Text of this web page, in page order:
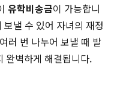
유학비송금이 가능합니
낼 수 있어 자녀의 재정
러 번 나누어 보낼 때 발
완벽하게 해결됩니다.